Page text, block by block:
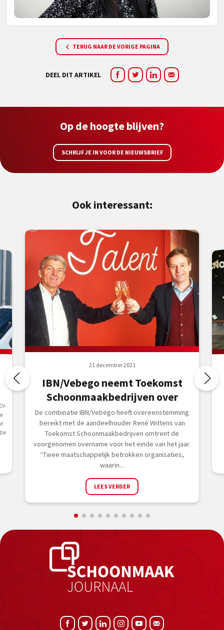
TERUG NAAR DE VORIGE PAGINA
DEEL DIT ARTIKEL
Op de hoogte blijven?
SCHRIJF JE IN VOOR DE NIEUWSBRIEF
Ook interessant:
21 december 2021
IBN/Vebego neemt Toekomst
Schoonmaakbedrijven over
De combinatie IBN/Vebego heeft overeenstemming
bereikt met de aandeelhouder René Wittens van
Toekomst Schoonmaakbedrijven omtrent de
voorgenomen overname voor het einde van het jaar.
“Twee maatschappelijk betrokken organisaties,
waarin...
LEES VERDER